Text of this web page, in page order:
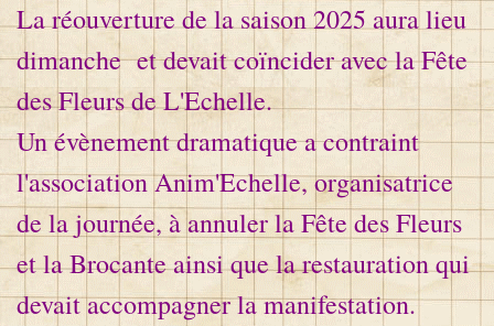
La réouverture de la saison 2025 aura lieu
dimanche et devait coïncider avec la Fête
des Fleurs de L'Echelle.
Un évènement dramatique a contraint
l'association Anim'Echelle, organisatrice
de la journée, à annuler la Fête des Fleurs
et la Brocante ainsi que la restauration qui
devait accompagner la manifestation.